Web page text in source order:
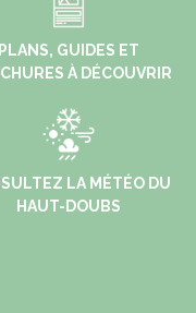
PLANS, GUIDES ET
À DÉCOUVRIR
LA MÉTÉO DU
HAUT-DOUBS